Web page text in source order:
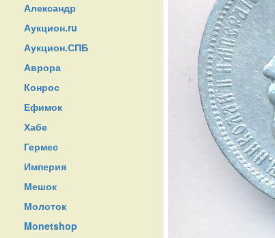
Александр
Аукцион.ru
Аукцион.СПБ
Аврора
Конрос
Ефимок
Хабе
Гермес
Империя
Мешок
Молоток
Monetshop